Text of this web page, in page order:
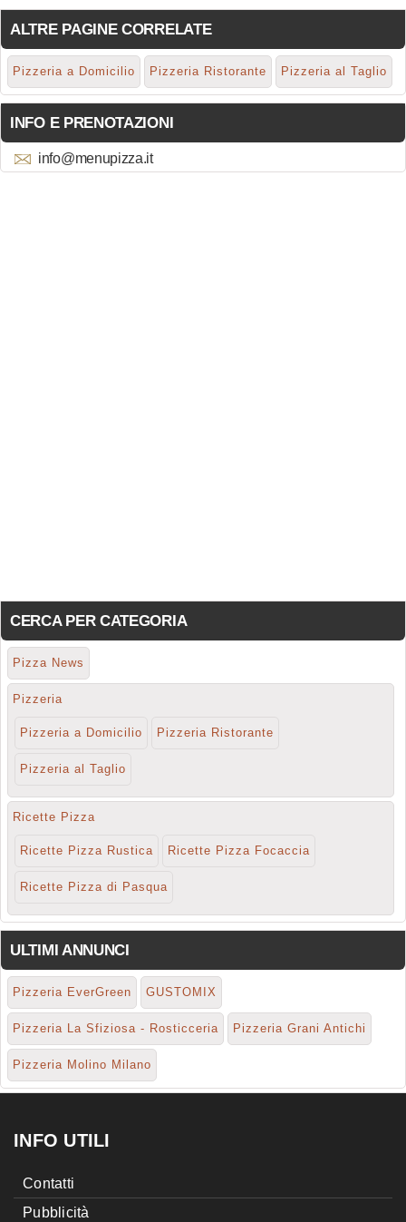
ALTRE PAGINE CORRELATE
Pizzeria a Domicilio Pizzeria Ristorante Pizzeria al Taglio
INFO E PRENOTAZIONI
info@menupizza.it
CERCA PER CATEGORIA
Pizza News
Pizzeria
Pizzeria a Domicilio Pizzeria Ristorante
Pizzeria al Taglio
Ricette Pizza
Ricette Pizza Rustica Ricette Pizza Focaccia
Ricette Pizza di Pasqua
ULTIMI ANNUNCI
Pizzeria EverGreen GUSTOMIX
Pizzeria La Sfiziosa - Rosticceria Pizzeria Grani Antichi
Pizzeria Molino Milano
INFO UTILI
Contatti
Pubblicità